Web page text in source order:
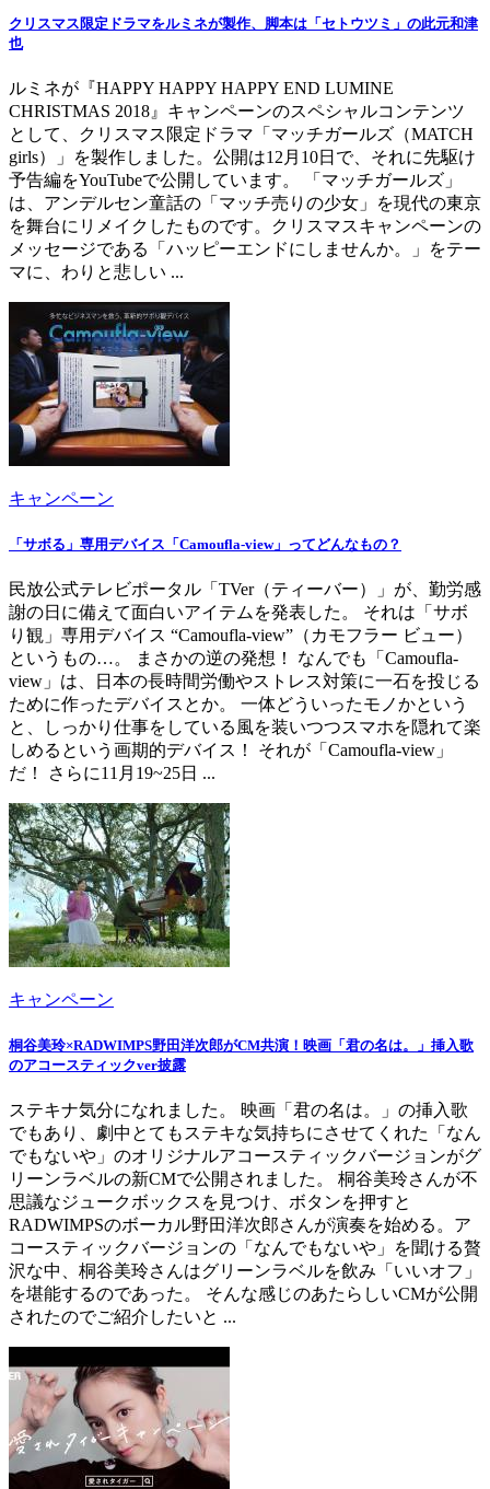
クリスマス限定ドラマをルミネが製作、脚本は「セトウツミ」の此元和津
也
ルミネが『HAPPY HAPPY HAPPY END LUMINE
CHRISTMAS 2018』キャンペーンのスペシャルコンテンツ
として、クリスマス限定ドラマ「マッチガールズ（MATCH
girls）」を製作しました。公開は12月10日で、それに先駆け
予告編をYouTubeで公開しています。 「マッチガールズ」
は、アンデルセン童話の「マッチ売りの少女」を現代の東京
を舞台にリメイクしたものです。クリスマスキャンペーンの
メッセージである「ハッピーエンドにしませんか。」をテー
マに、わりと悲しい ...
キャンペーン
「サボる」専用デバイス「Camoufla-view」ってどんなもの？
民放公式テレビポータル「TVer（ティーバー）」が、勤労感
謝の日に備えて面白いアイテムを発表した。 それは「サボ
り観」専用デバイス “Camoufla-view”（カモフラー ビュー）
というもの…。 まさかの逆の発想！ なんでも「Camoufla-
view」は、日本の長時間労働やストレス対策に一石を投じる
ために作ったデバイスとか。 一体どういったモノかという
と、しっかり仕事をしている風を装いつつスマホを隠れて楽
しめるという画期的デバイス！ それが「Camoufla-view」
だ！ さらに11月19~25日 ...
キャンペーン
桐谷美玲×RADWIMPS野田洋次郎がCM共演！映画「君の名は。」挿入歌
のアコースティックver披露
ステキナ気分になれました。 映画「君の名は。」の挿入歌
でもあり、劇中とてもステキな気持ちにさせてくれた「なん
でもないや」のオリジナルアコースティックバージョンがグ
リーンラベルの新CMで公開されました。 桐谷美玲さんが不
思議なジュークボックスを見つけ、ボタンを押すと
RADWIMPSのボーカル野田洋次郎さんが演奏を始める。ア
コースティックバージョンの「なんでもないや」を聞ける贅
沢な中、桐谷美玲さんはグリーンラベルを飲み「いいオフ」
を堪能するのであった。 そんな感じのあたらしいCMが公開
されたのでご紹介したいと ...